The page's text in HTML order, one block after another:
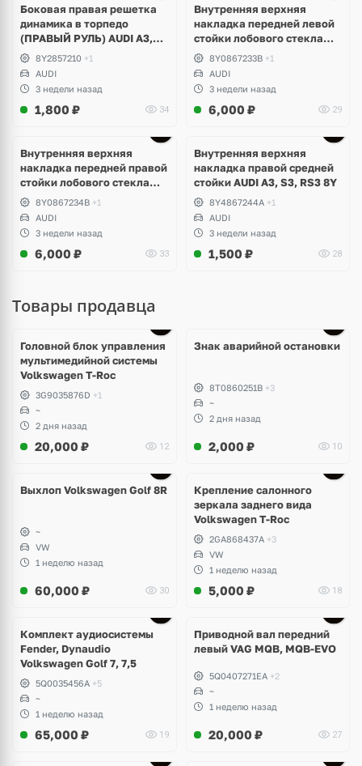
Боковая правая решетка
динамика в торпедо
(ПРАВЫЙ РУЛЬ) AUDI A3,
S3, RS3 8Y
8Y2857210 +1
AUDI
3 недели назад
1,800 ₽ 34
Внутренняя верхняя
накладка передней левой
стойки лобового стекла
AUDI A3, S3, RS3 8Y
8Y0867233B +1
AUDI
3 недели назад
6,000 ₽ 29
Внутренняя верхняя
накладка передней правой
стойки лобового стекла
AUDI A3, S3, RS3 8Y
8Y0867234B +1
AUDI
3 недели назад
6,000 ₽ 33
Внутренняя верхняя
накладка правой средней
стойки AUDI A3, S3, RS3 8Y
8Y4867244A +1
AUDI
3 недели назад
1,500 ₽ 28
Товары продавца
Головной блок управления
мультимедийной системы
Volkswagen T-Roc
3G9035876D +1
~
2 дня назад
20,000 ₽ 12
Знак аварийной остановки
8T0860251B +3
~
2 дня назад
2,000 ₽ 10
Выхлоп Volkswagen Golf 8R
~
VW
1 неделю назад
60,000 ₽ 30
Крепление салонного
зеркала заднего вида
Volkswagen T-Roc
2GA868437A +3
VW
1 неделю назад
5,000 ₽ 18
Комплект аудиосистемы
Fender, Dynaudio
Volkswagen Golf 7, 7,5
5Q0035456A +5
~
1 неделю назад
65,000 ₽ 19
Приводной вал передний
левый VAG MQB, MQB-EVO
5Q0407271EA +2
~
1 неделю назад
20,000 ₽ 27